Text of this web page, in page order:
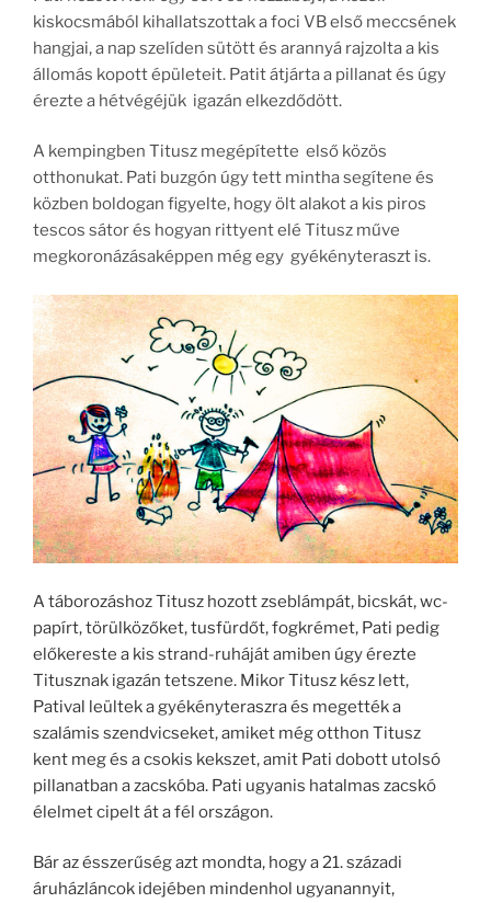
kiskocsmából kihallatszottak a foci VB első meccsének
hangjai, a nap szelíden sütött és arannyá rajzolta a kis
állomás kopott épületeit. Patit átjárta a pillanat és úgy
érezte a hétvégéjük igazán elkezdődött.
A kempingben Titusz megépítette első közös
otthonukat. Pati buzgón úgy tett mintha segítene és
közben boldogan figyelte, hogy ölt alakot a kis piros
tescos sátor és hogyan rittyent elé Titusz műve
megkoronázásaképpen még egy gyékényteraszt is.
A táborozáshoz Titusz hozott zseblámpát, bicskát, wc-
papírt, törülközőket, tusfürdőt, fogkrémet, Pati pedig
előkereste a kis strand-ruháját amiben úgy érezte
Titusznak igazán tetszene. Mikor Titusz kész lett,
Patival leültek a gyékényteraszra és megették a
szalámis szendvicseket, amiket még otthon Titusz
kent meg és a csokis kekszet, amit Pati dobott utolsó
pillanatban a zacskóba. Pati ugyanis hatalmas zacskó
élelmet cipelt át a fél országon.
Bár az ésszerűség azt mondta, hogy a 21. századi
áruházláncok idejében mindenhol ugyanannyit,